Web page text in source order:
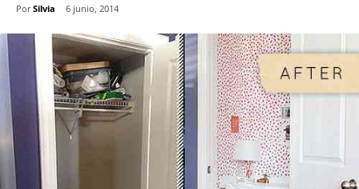
Por Silvia 6 junio, 2014